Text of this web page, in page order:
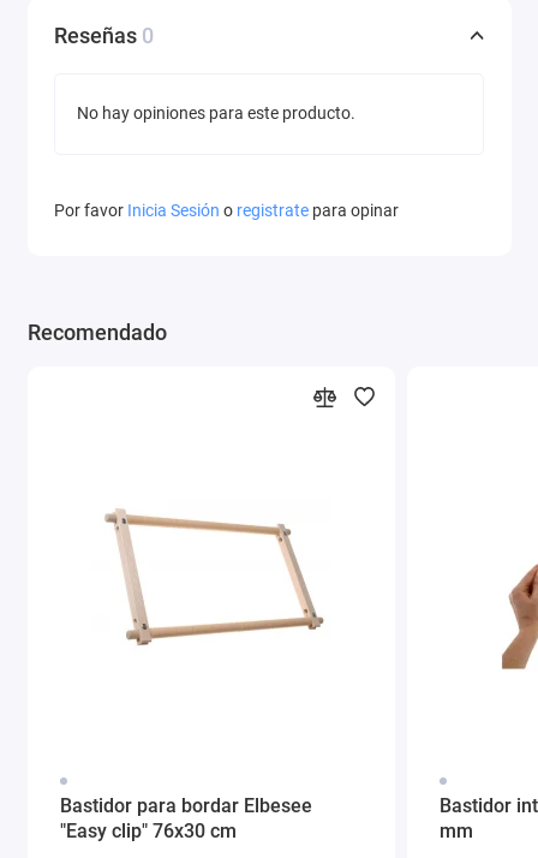
Reseñas 0
No hay opiniones para este producto.
Por favor Inicia Sesión o registrate para opinar
Recomendado
Bastidor para bordar Elbesee
"Easy clip" 76x30 cm
Bastidor
mm